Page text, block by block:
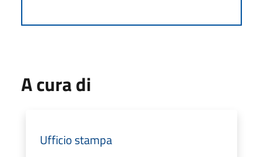
A cura di
Ufficio stampa